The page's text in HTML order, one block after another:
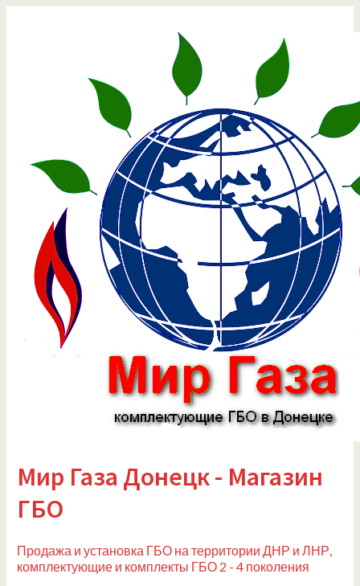
Мир Газа Донецк - Магазин
ГБО
Продажа и установка ГБО на территории ДНР и ЛНР,
комплектующие и комплекты ГБО 2 - 4 поколения